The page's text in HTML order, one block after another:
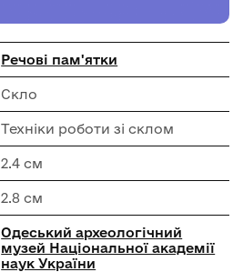
Речові пам'ятки
Скло
Техніки роботи зі склом
2.4 см
2.8 см
Одеський археологічний
музей Національної академії
наук України